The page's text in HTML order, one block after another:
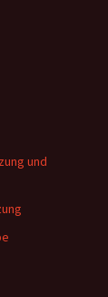
und